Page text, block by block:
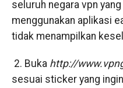
seluruh negara vpn
menggunakan aplikasi
tidak menampilkan
2. Buka http://
sesuai sticker yang